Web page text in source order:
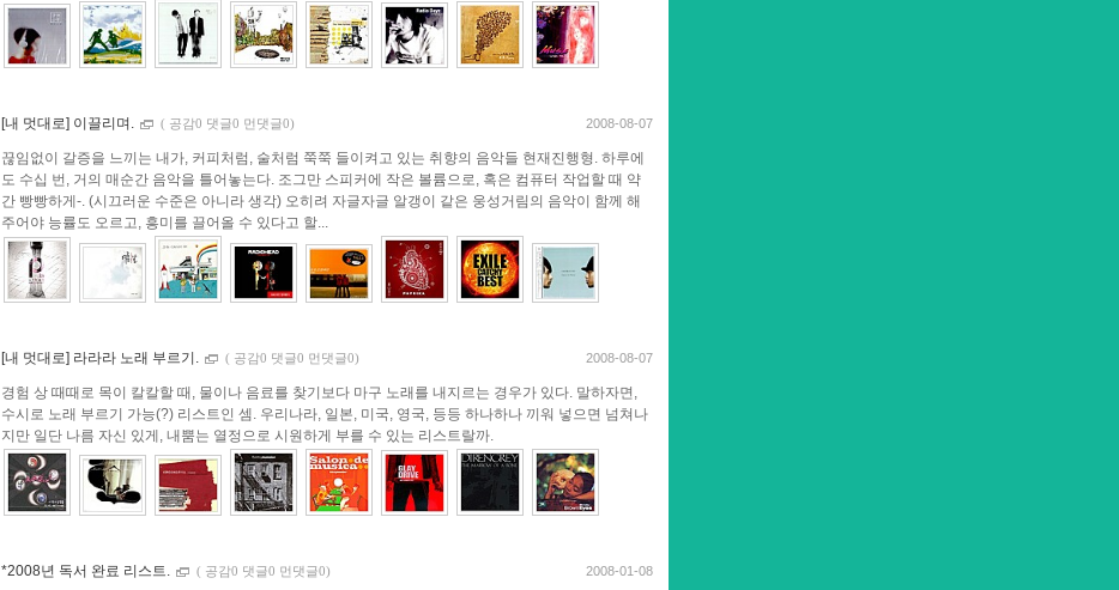
[내 멋대로] 이끌리며. ( 공감0 댓글0 먼댓글0) 2008-08-07
끊임없이 갈증을 느끼는 내가, 커피처럼, 술처럼 쭉쭉 들이켜고 있는 취향의 음악들 현재진행형. 하루에
도 수십 번, 거의 매순간 음악을 틀어놓는다. 조그만 스피커에 작은 볼륨으로, 혹은 컴퓨터 작업할 때 약
간 빵빵하게-. (시끄러운 수준은 아니라 생각) 오히려 자글자글 알갱이 같은 웅성거림의 음악이 함께 해
주어야 능률도 오르고, 흥미를 끌어올 수 있다고 할...
[내 멋대로] 라라라 노래 부르기. ( 공감0 댓글0 먼댓글0) 2008-08-07
경험 상 때때로 목이 칼칼할 때, 물이나 음료를 찾기보다 마구 노래를 내지르는 경우가 있다. 말하자면,
수시로 노래 부르기 가능(?) 리스트인 셈. 우리나라, 일본, 미국, 영국, 등등 하나하나 끼워 넣으면 넘쳐나
지만 일단 나름 자신 있게, 내뿜는 열정으로 시원하게 부를 수 있는 리스트랄까.
*2008년 독서 완료 리스트. ( 공감0 댓글0 먼댓글0) 2008-01-08